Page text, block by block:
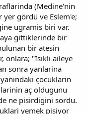
(Medine'nin
gördü ve Eslem'e;
ugramis biri var.
gittiklerinde bir
bir atesin
onlara; "Isikli aileye
sonra yanlarina
çocuklarin
aç oldugunu
ne pisirdigini sordu.
yemek pisiyor